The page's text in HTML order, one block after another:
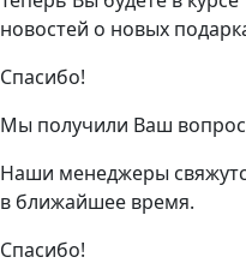
новостей о новых
Спасибо!
Мы получили Ваш
Наши менеджеры
в ближайшее время.
Спасибо!